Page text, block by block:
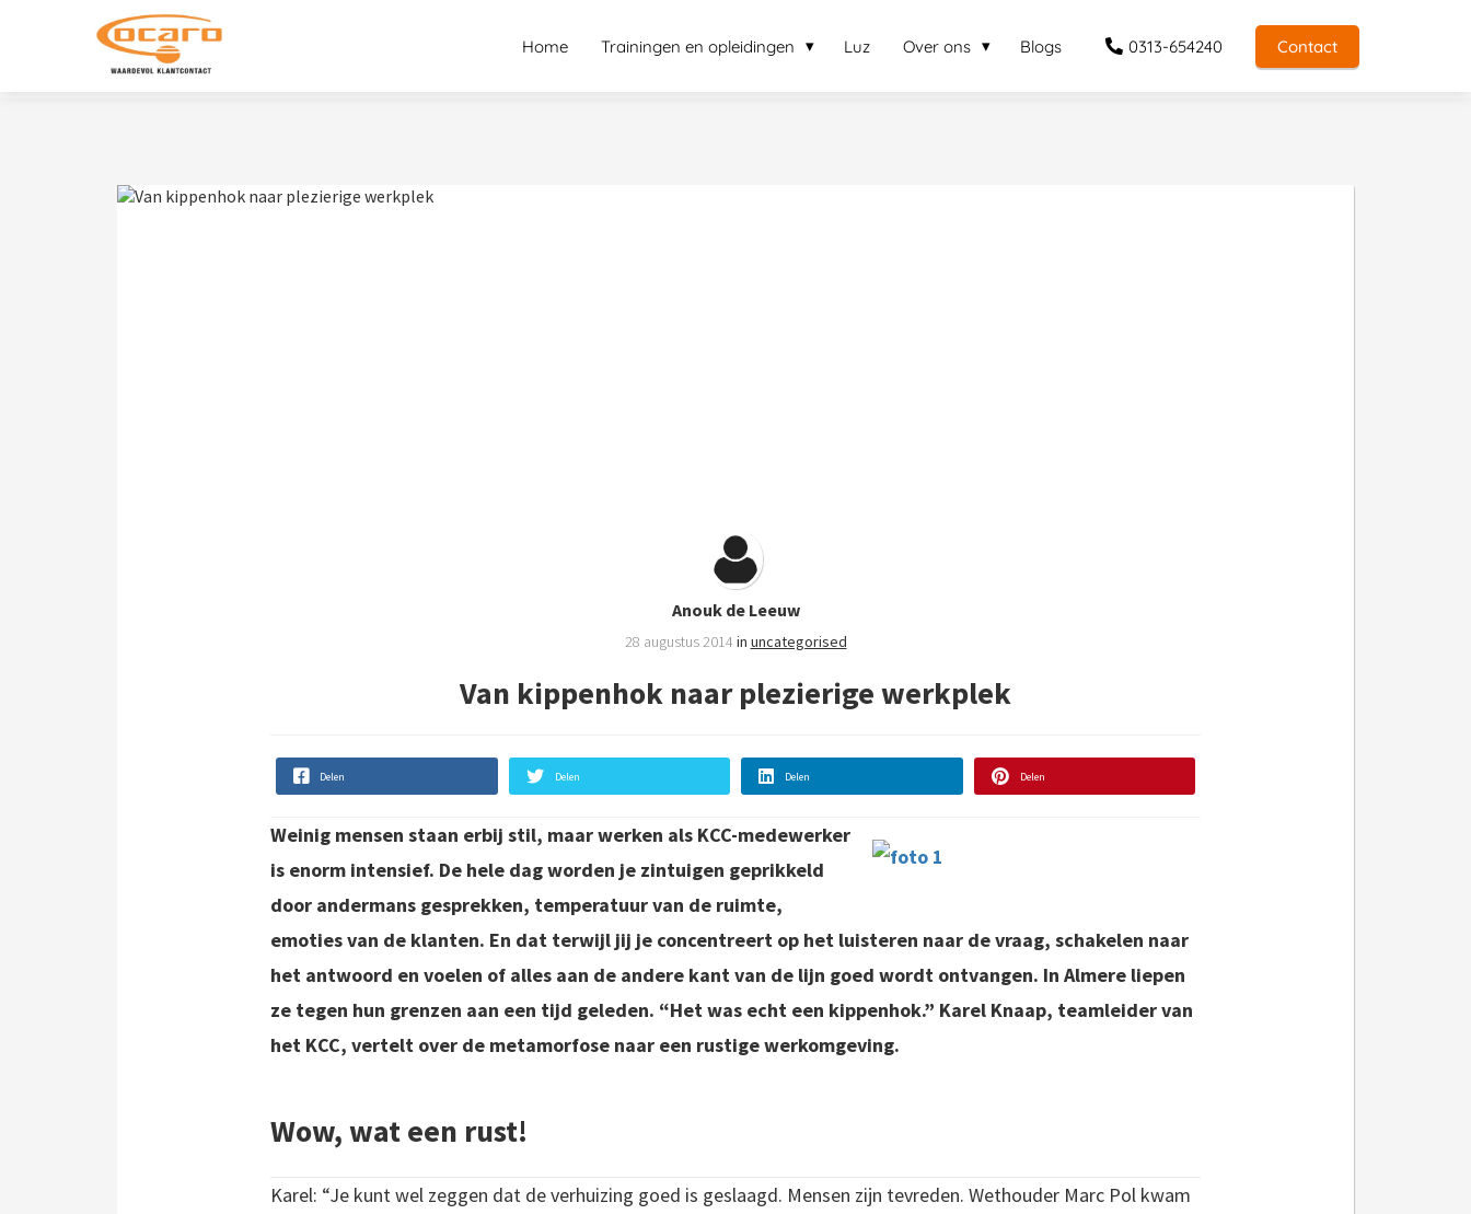
Home Trainingen en opleidingen Luz Over ons Blogs 0313-654240 Contact
Anouk de Leeuw
28 augustus 2014 in uncategorised
Van kippenhok naar plezierige werkplek
Delen Delen Delen Delen
Weinig mensen staan erbij stil, maar werken als KCC-medewerker
is enorm intensief. De hele dag worden je zintuigen geprikkeld
door andermans gesprekken, temperatuur van de ruimte,
emoties van de klanten. En dat terwijl jij je concentreert op het luisteren naar de vraag, schakelen naar
het antwoord en voelen of alles aan de andere kant van de lijn goed wordt ontvangen. In Almere liepen
ze tegen hun grenzen aan een tijd geleden. “Het was echt een kippenhok.” Karel Knaap, teamleider van
het KCC, vertelt over de metamorfose naar een rustige werkomgeving.
Wow, wat een rust!
Karel: “Je kunt wel zeggen dat de verhuizing goed is geslaagd. Mensen zijn tevreden. Wethouder Marc Pol kwam